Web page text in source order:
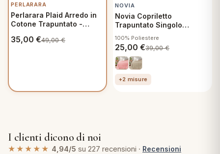
PERLARARA
Perlarara Plaid Arredo in
Cotone Trapuntato -
35,00 €49,00€
NOVIA
Novia Copriletto
Trapuntato Singolo
Trapuntino in microfibra
Crono Cipria
100% Poliestere
25,00 €39,00€
+2 misure
I clienti dicono di noi
★★★★★ 4,94/5 su 227 recensioni · Recensioni